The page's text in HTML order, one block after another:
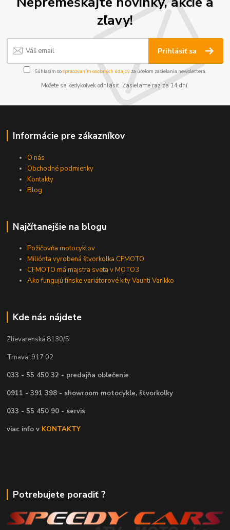
zľavy!
Prihlásiť sa
Súhlasím sospracovaním osobných údajov za účelom zasielania newslettera.
Môžete sa kedykoľvek odhlásiť. Zasielame raz za 14 dní.
Informácie pre zákazníkov
O nás
Obchodné podmienky
Kontakty
Blog
Najčítanejšie na blogu
Požičovňa motocyklov
Miliónta vyrobená štvorkolka CFMOTO
CFMOTO má majstra sveta v MOTO3
Ako fungujú fínske variátorové kity Vauhti Varikko
Kde nás nájdete
Zlievarenská 8130/5
Trnava, 917 02
033 - 55 450 32 - predajňa oblečenie
0911 - 391 398 - showroom motocykle, štvorkolky
033 - 55 450 90 - servis
viac info v KONTAKTY
Potrebujete poradiť ?